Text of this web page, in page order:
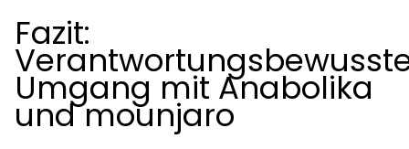
Fazit:
Umgang mit Anabolika
und mounjaro